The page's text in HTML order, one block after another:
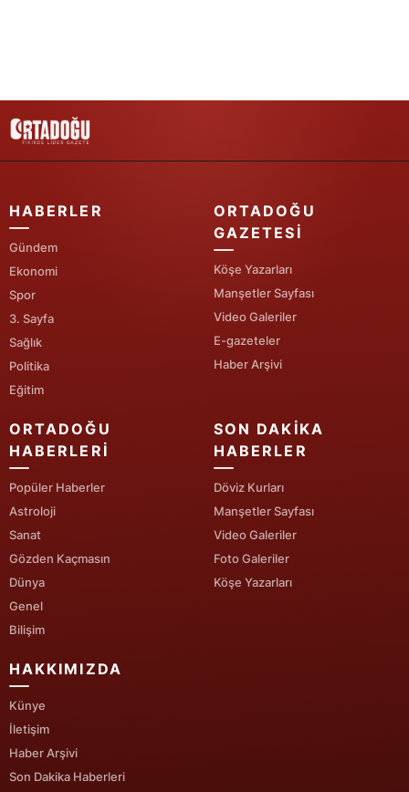
Düzce
HABERLER
Gündem
Ekonomi
Spor
3. Sayfa
Sağlık
Politika
Eğitim
ORTADOĞU
GAZETESI
Köşe Yazarları
Manşetler Sayfası
Video Galeriler
E-gazeteler
Haber Arşivi
ORTADOĞU
HABERLERI
Popüler Haberler
Astroloji
Sanat
Gözden Kaçmasın
Dünya
Genel
Bilişim
SON DAKIKA
HABERLER
Döviz Kurları
Manşetler Sayfası
Video Galeriler
Foto Galeriler
Köşe Yazarları
HAKKIMIZDA
Künye
İletişim
Haber Arşivi
Son Dakika Haberleri